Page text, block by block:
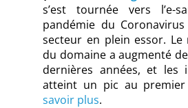
s’est tournée vers l’e-
pandémie du
secteur en plein essor.
du domaine a augmenté
dernières années, et les
atteint un pic au premier
savoir plus.